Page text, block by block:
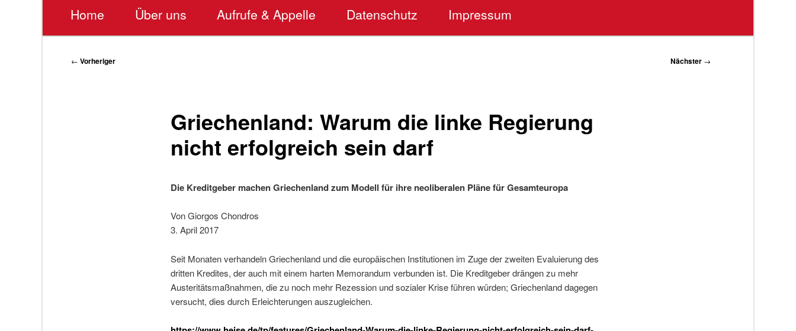
Home Über uns Aufrufe & Appelle Datenschutz Impressum
Beitragsnavigation
← Vorheriger Nächster →
Griechenland: Warum die linke Regierung
nicht erfolgreich sein darf
Die Kreditgeber machen Griechenland zum Modell für ihre neoliberalen Pläne für Gesamteuropa
Von Giorgos Chondros
3. April 2017
Seit Monaten verhandeln Griechenland und die europäischen Institutionen im Zuge der zweiten Evaluierung des
dritten Kredites, der auch mit einem harten Memorandum verbunden ist. Die Kreditgeber drängen zu mehr
Austeritätsmaßnahmen, die zu noch mehr Rezession und sozialer Krise führen würden; Griechenland dagegen
versucht, dies durch Erleichterungen auszugleichen.